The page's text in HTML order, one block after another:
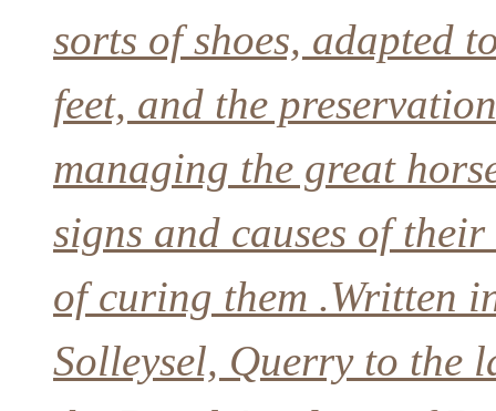
sorts of shoes, adapted
feet, and the
managing the great
signs and causes of
of curing them .Written
Solleysel, Querry to the